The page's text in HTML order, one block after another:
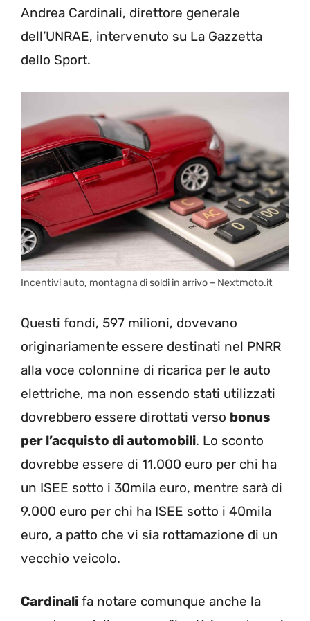
Andrea Cardinali, direttore generale
dell’UNRAE, intervenuto su La Gazzetta
dello Sport.
Incentivi auto, montagna di soldi in arrivo – Nextmoto.it
Questi fondi, 597 milioni, dovevano
originariamente essere destinati nel PNRR
alla voce colonnine di ricarica per le auto
elettriche, ma non essendo stati utilizzati
dovrebbero essere dirottati verso bonus
per l’acquisto di automobili. Lo sconto
dovrebbe essere di 11.000 euro per chi ha
un ISEE sotto i 30mila euro, mentre sarà di
9.000 euro per chi ha ISEE sotto i 40mila
euro, a patto che vi sia rottamazione di un
vecchio veicolo.
Cardinali fa notare comunque anche la